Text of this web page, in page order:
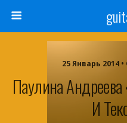
25 Январь 2014
Паулина
И